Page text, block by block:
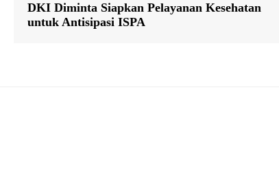
DKI Diminta Siapkan Pelayanan Kesehatan
untuk Antisipasi ISPA